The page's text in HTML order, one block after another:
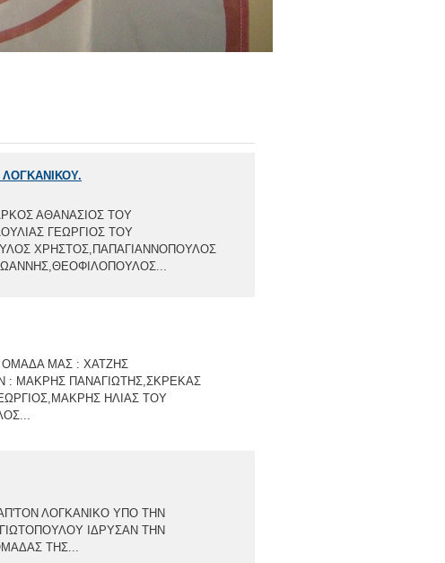
ΑΘΑΝΑΣΙΟΣ ΤΟΥ
ΓΕΩΡΓΙΟΣ ΤΟΥ
ΧΡΗΣΤΟΣ,ΠΑΠΑΓΙΑΝΝΟΠΟΥΛΟΣ
ΟΜΑΔΑ ΜΑΣ : ΧΑΤΖΗΣ
: ΜΑΚΡΗΣ ΠΑΝΑΓΙΩΤΗΣ,ΣΚΡΕΚΑΣ
ΗΛΙΑΣ ΤΟΥ
ΛΟΓΚΑΝΙΚΟ ΥΠΟ ΤΗΝ
ΙΔΡΥΣΑΝ ΤΗΝ
ΤΗΣ...